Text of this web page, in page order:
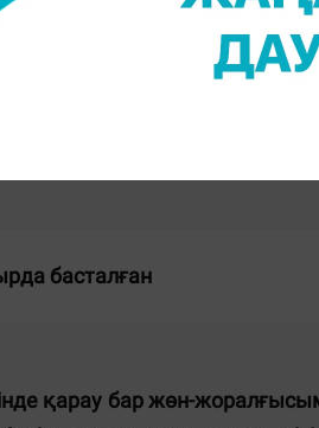
өз есімімен
ойлап табатын. Сірә,
дәуірінен
қызық болатынына
зерттеуші.
басталған
қарау бар жөн-